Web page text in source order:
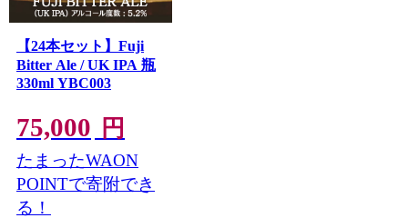
【24本セット】Fuji
Bitter Ale / UK IPA 瓶
330ml YBC003
75,000 円
たまったWAON
POINTで寄附でき
る！